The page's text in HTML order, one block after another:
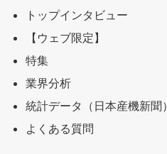
トップインタビュー
【ウェブ限定】
特集
業界分析
統計データ（日本産機新聞）
よくある質問